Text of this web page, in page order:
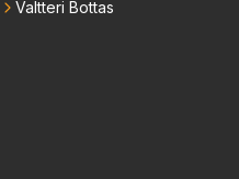
Valtteri Bottas